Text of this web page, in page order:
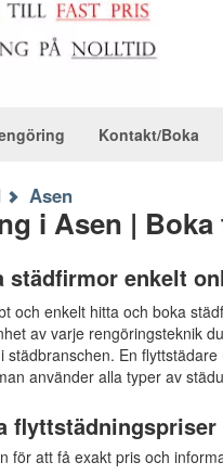
Kontakt/Boka
Asen
i Asen |
städfirmor enkelt
och enkelt hitta och boka
av varje rengöringsteknik
städbranschen. En
använder alla typer av
flyttstädningspriser
för att få exakt pris och